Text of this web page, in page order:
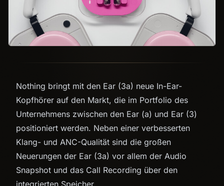
Nothing bringt mit den Ear (3a) neue In-Ear-
Kopfhörer auf den Markt, die im Portfolio des
Unternehmens zwischen den Ear (a) und Ear (3)
positioniert werden. Neben einer verbesserten
Klang- und ANC-Qualität sind die großen
Neuerungen der Ear (3a) vor allem der Audio
Snapshot und das Call Recording über den
integrierten Speicher.